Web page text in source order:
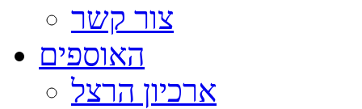
צור קשר
האוספים
ארכיון הרצל